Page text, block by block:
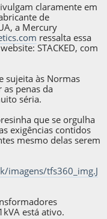
claramente em
de
a Mercury
ressalta essa
STACKED, com
sujeita às Normas
as penas da
séria.
que se orgulha
exigências contidos
mesmo delas serem
tfs360_img.J
está ativo.